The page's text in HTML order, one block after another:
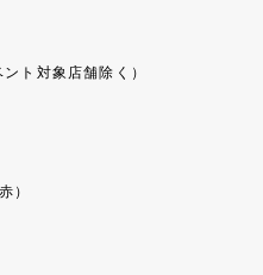
ト対象店舗除く）
）